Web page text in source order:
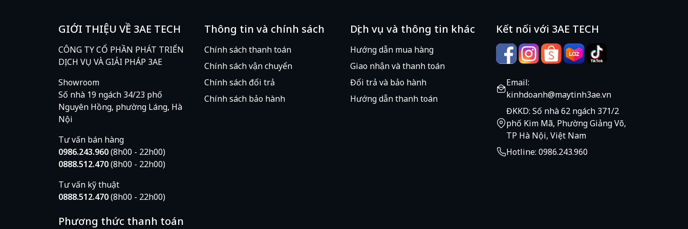
GIỚI THIỆU VỀ 3AE TECH
CÔNG TY CỔ PHẦN PHÁT TRIỂN
DỊCH VỤ VÀ GIẢI PHÁP 3AE
Showroom
Số nhà 19 ngách 34/23 phố
Nguyên Hồng, phường Láng, Hà
Nội
Tư vấn bán hàng
0986.243.960(8h00 - 22h00)
0888.512.470(8h00 - 22h00)
Tư vấn kỹ thuật
0888.512.470(8h00 - 22h00)
Phương thức thanh toán
Thông tin và chính sách
Chính sách thanh toán
Chính sách vận chuyển
Chính sách đổi trả
Chính sách bảo hành
Dịch vụ và thông tin khác
Hướng dẫn mua hàng
Giao nhận và thanh toán
Đổi trả và bảo hành
Hướng dẫn thanh toán
Kết nối với 3AE TECH
Email:
kinhdoanh@maytinh3ae.vn
ĐKKD: Số nhà 62 ngách 371/2
phố Kim Mã, Phường Giảng Võ,
TP Hà Nội, Việt Nam
Hotline: 0986.243.960